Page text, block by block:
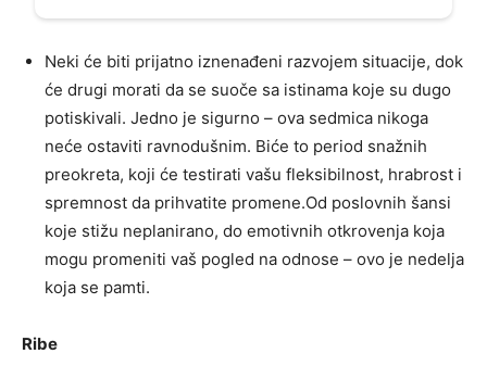
Neki će biti prijatno iznenađeni razvojem situacije, dok
će drugi morati da se suoče sa istinama koje su dugo
potiskivali. Jedno je sigurno – ova sedmica nikoga
neće ostaviti ravnodušnim. Biće to period snažnih
preokreta, koji će testirati vašu fleksibilnost, hrabrost i
spremnost da prihvatite promene.Od poslovnih šansi
koje stižu neplanirano, do emotivnih otkrovenja koja
mogu promeniti vaš pogled na odnose – ovo je nedelja
koja se pamti.
Ribe